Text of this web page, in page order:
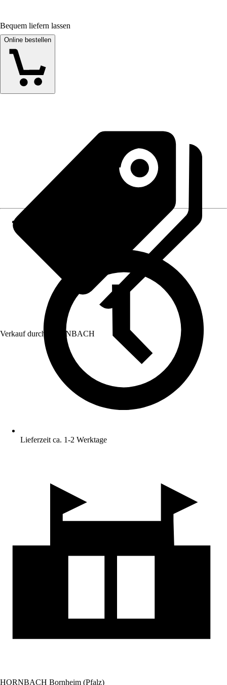
Bequem liefern lassen
Online bestellen
Verkauf durch: HORNBACH
Lieferzeit ca. 1-2 Werktage
HORNBACH Bornheim (Pfalz)